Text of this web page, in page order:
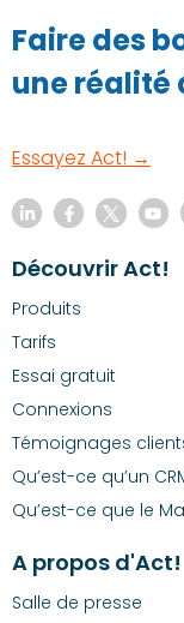
Faire des
une réalité
Essayez Act! →
Découvrir Act!
Produits
Tarifs
Essai gratuit
Connexions
Témoignages
Qu’est-ce qu’un
Qu’est-ce que le
A propos d'Act!
Salle de presse